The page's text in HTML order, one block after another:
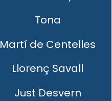
Tona
Martí de Centelles
Llorenç Savall
Just Desvern